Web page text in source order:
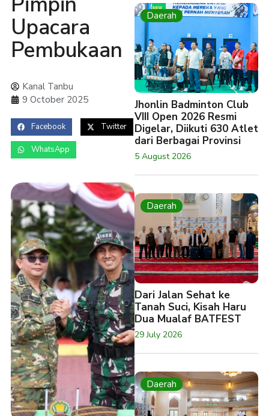
Upacara
Pembukaan
Kanal Tanbu
9 October 2025
Facebook Twitter
WhatsApp
Daerah
Jhonlin Badminton Club
VIII Open 2026 Resmi
Digelar, Diikuti 630 Atlet
dari Berbagai Provinsi
5 August 2026
Daerah
Dari Jalan Sehat ke
Tanah Suci, Kisah Haru
Dua Mualaf BATFEST
29 July 2026
Daerah